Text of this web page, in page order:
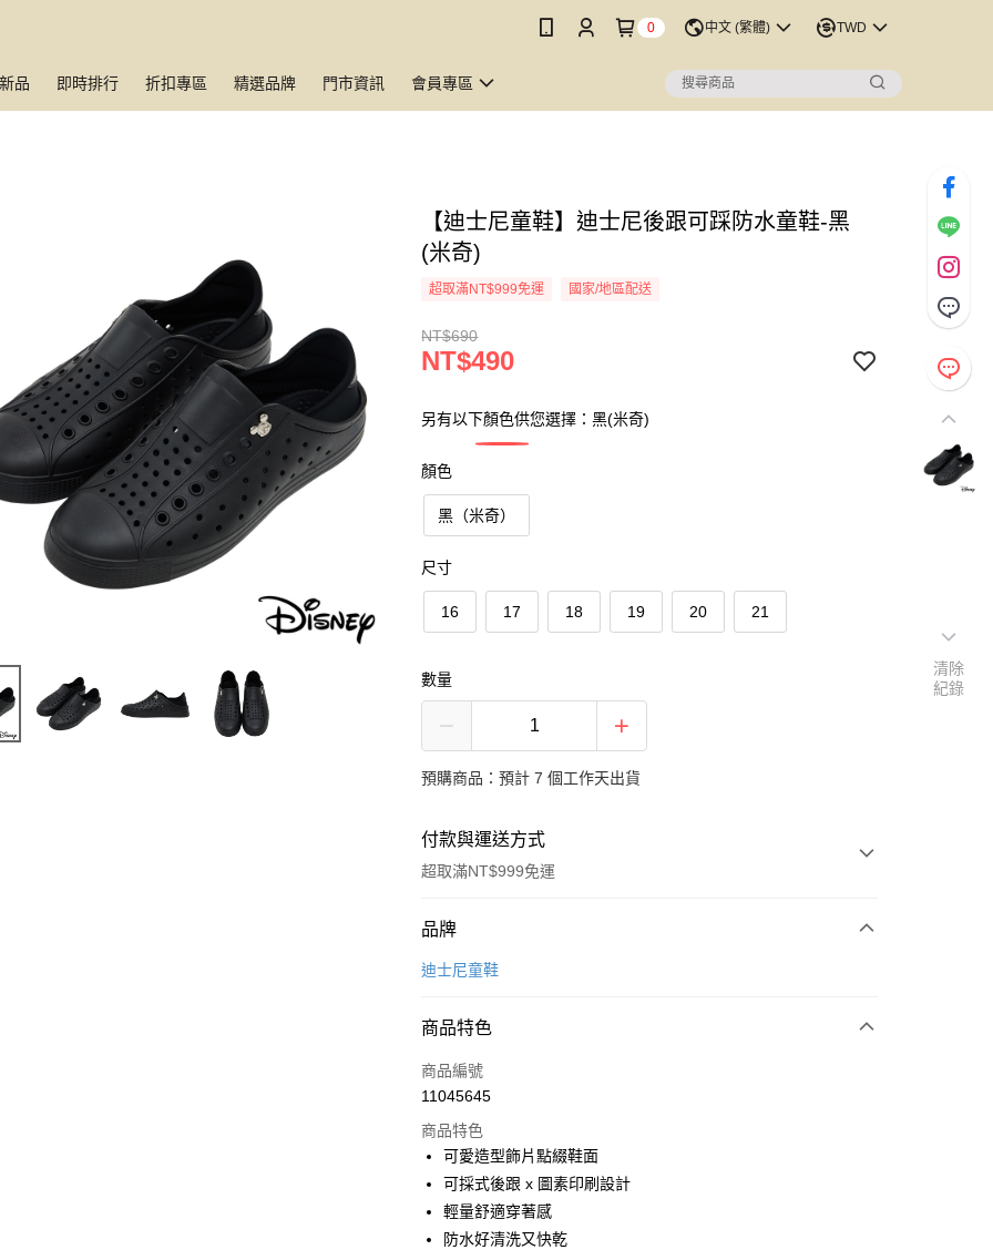
0 中文 (繁體) TWD
品 即時排行 折扣專區 精選品牌 門市資訊 會員專區
【迪士尼童鞋】迪士尼後跟可踩防水童鞋-黑
(米奇)
超取滿NT$999免運 國家/地區配送
NT$690
NT$490
另有以下顏色供您選擇：黑(米奇)
顏色
黑（米奇）
尺寸
16 17 18 19 20 21
數量
預購商品：預計 7 個工作天出貨
付款與運送方式
超取滿NT$999免運
付款方式
信用卡一次付款
Apple Pay
街口支付
悠遊付
Google Pay
品牌
迪士尼童鞋
商品特色
商品編號
11045645
商品特色
可愛造型飾片點綴鞋面
可採式後跟 x 圖素印刷設計
輕量舒適穿著感
防水好清洗又快乾
清除
紀錄